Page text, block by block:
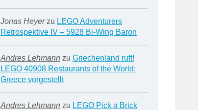
Jonas Heyerzu LEGO Adventurers
Retrospektive IV – 5928 Bi-Wing Baron
Andres Lehmannzu Griechenland ruft!
LEGO 40908 Restaurants of the World:
Greece vorgestellt
Andres Lehmannzu LEGO Pick a Brick